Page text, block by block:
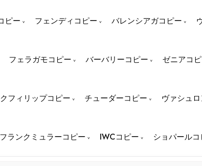
ピー フェンディコピー バレンシアガコピー
フェラガモコピー バーバリーコピー ゼニアコ
フィリップコピー チューダーコピー ヴァシュ
フランクミュラーコピー IWCコピー ショパール